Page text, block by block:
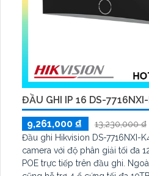
ĐẦU GHI IP 16 DS-
9,261,000 ₫
13,230,000 ₫
Đầu ghi Hikvision DS-7716NXI-
camera với độ phân giải tối đa
POE trực tiếp trên đầu ghi. Ngoài ra mẫu đầu ghi này